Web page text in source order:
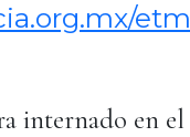
etm
internado en el